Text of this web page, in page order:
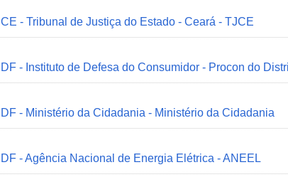
CE - Tribunal de Justiça do Estado - Ceará - TJCE
DF - Instituto de Defesa do Consumidor - Procon do
DF - Ministério da Cidadania - Ministério da Cidadania
DF - Agência Nacional de Energia Elétrica - ANEEL